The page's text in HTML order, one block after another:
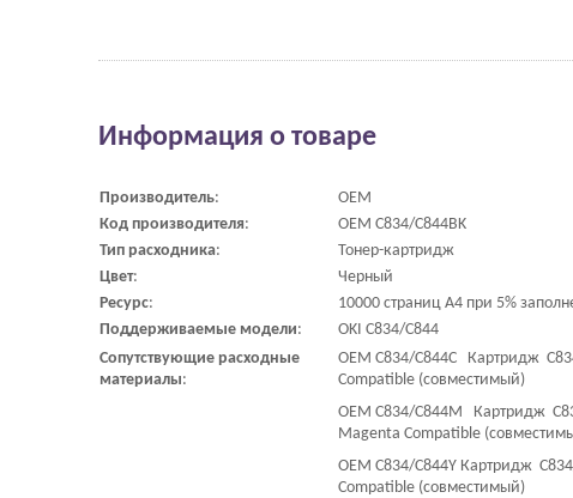
Информация о товаре
Производитель:
OEM
Код производителя:
OEM C834/C844BK
Тип расходника:
Тонер-картридж
Цвет:
Черный
Ресурс:
10000 страниц A4 при 5%
Поддерживаемые модели:
OKI C834/C844
Сопутствующие расходные
материалы:
OEM C834/C844C Картридж
Compatible (совместимый)
OEM C834/C844M Картридж
Magenta Compatible
OEM C834/C844Y Картридж
Compatible (совместимый)